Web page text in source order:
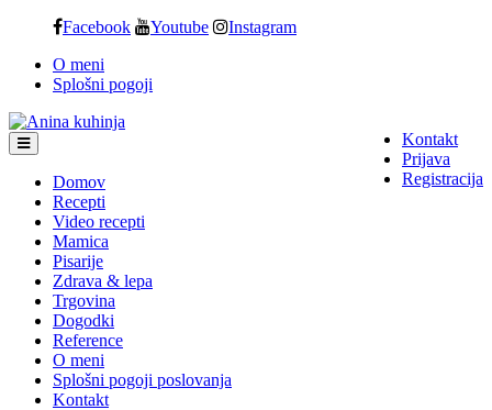
content
Facebook Youtube Instagram
O meni
Splošni pogoji
Kontakt
Prijava
Registracija
Domov
Recepti
Video recepti
Mamica
Pisarije
Zdrava & lepa
Trgovina
Dogodki
Reference
O meni
Splošni pogoji poslovanja
Kontakt